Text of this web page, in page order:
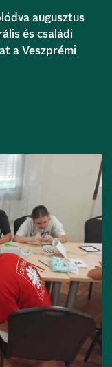
augusztus
és családi
a Veszprémi